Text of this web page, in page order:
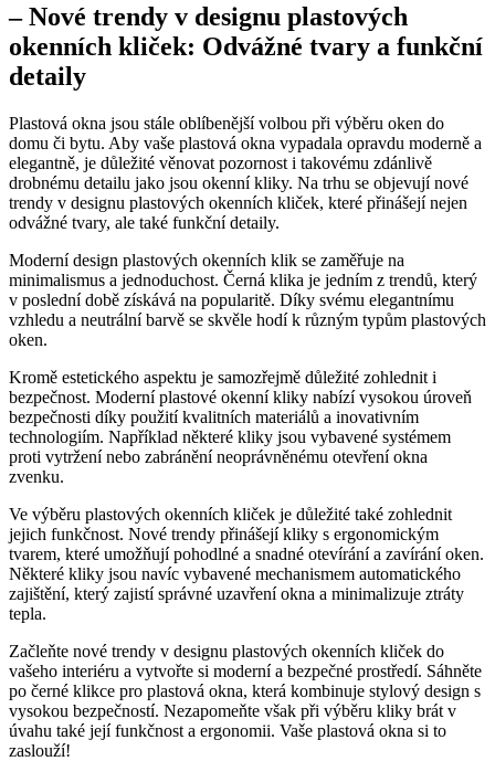
– Nové trendy v designu‍ plastových
okenních kliček: Odvážné tvary a funkční
detaily
Plastová okna jsou stále oblíbenější volbou při výběru‌ oken‍ do
domu‌ či bytu. Aby ​vaše plastová okna vypadala opravdu moderně⁤ a
elegantně, je důležité věnovat pozornost i takovému‍ zdánlivě
drobnému detailu jako jsou ‌okenní kliky. Na trhu se objevují nové
trendy v designu plastových okenních kliček, ⁢které přinášejí nejen
odvážné ⁤tvary, ale také ⁣funkční detaily.
Moderní design plastových okenních klik se zaměřuje​ na
minimalismus a jednoduchost. Černá klika je jedním z trendů, který
⁣v poslední⁣ době získává na popularitě. ‍Díky⁢ svému elegantnímu
vzhledu a⁣ neutrální barvě se ‌skvěle⁣ hodí k různým typům plastových
oken.
Kromě estetického‍ aspektu je samozřejmě důležité zohlednit i
bezpečnost. Moderní plastové ‍okenní kliky ‍nabízí vysokou úroveň
bezpečnosti díky použití kvalitních materiálů a inovativním
technologiím. Například některé kliky jsou vybavené systémem
proti⁢ vytržení nebo‍ zabránění neoprávněnému otevření okna
zvenku.
Ve výběru plastových okenních kliček je důležité také zohlednit
jejich funkčnost. Nové trendy přinášejí kliky s ergonomickým
tvarem, které umožňují⁣ pohodlné a‌ snadné otevírání a zavírání oken.
Některé kliky jsou navíc vybavené mechanismem automatického
⁢zajištění, který zajistí správné‌ uzavření okna a minimalizuje ztráty
tepla.
Začleňte nové trendy v designu plastových ‍okenních⁢ kliček do
vašeho interiéru ‌a vytvořte si moderní ⁢a bezpečné prostředí. ⁢Sáhněte
po ⁣černé klikce pro plastová okna,⁣ která kombinuje stylový design s
vysokou bezpečností. Nezapomeňte však ‍při výběru kliky ⁤brát v
úvahu také její funkčnost ⁤a ergonomii. Vaše ​plastová ⁤okna ‍si to
zaslouží!